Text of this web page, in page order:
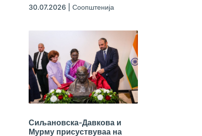
30.07.2026 Соопштенија
Сиљановска-Давкова и
Мурму присуствуваа на